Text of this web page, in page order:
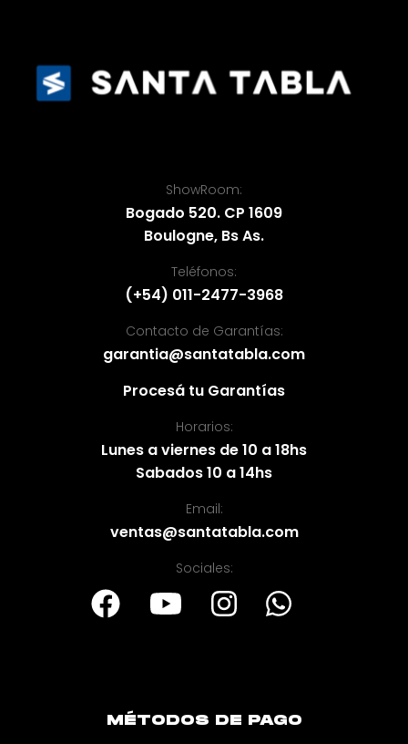
ShowRoom:
Bogado 520. CP 1609
Boulogne, Bs As.
Teléfonos:
(+54) 011-2477-3968
Contacto de Garantías:
garantia@santatabla.com
Procesá tu Garantías
Horarios:
Lunes a viernes de 10 a 18hs
Sabados 10 a 14hs
Email:
ventas@santatabla.com
Sociales:
MÉTODOS DE PAGO